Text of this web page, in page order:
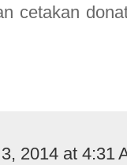
cetakan
2014 at 4:31